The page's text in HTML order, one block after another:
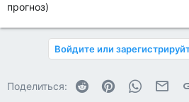
прогноз)
Войдите или
Поделиться: Reddit Pinterest